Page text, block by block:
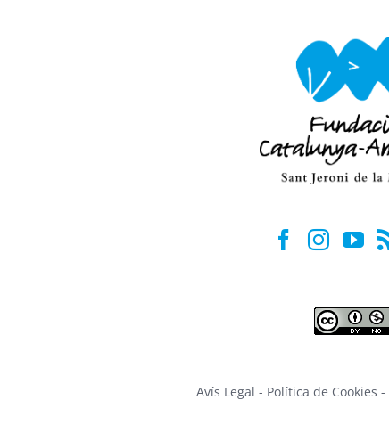
Avís Legal - Política de Cookies -